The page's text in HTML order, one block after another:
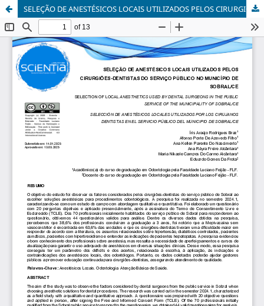
SELEÇÃO DE ANESTÉSICOS LOCAIS UTILIZADOS PELOS CIRURGIÕES-DENTISTAS DO SERVIÇO PÚBLICO NO MUNICÍPIO DE SOBRAL/CE